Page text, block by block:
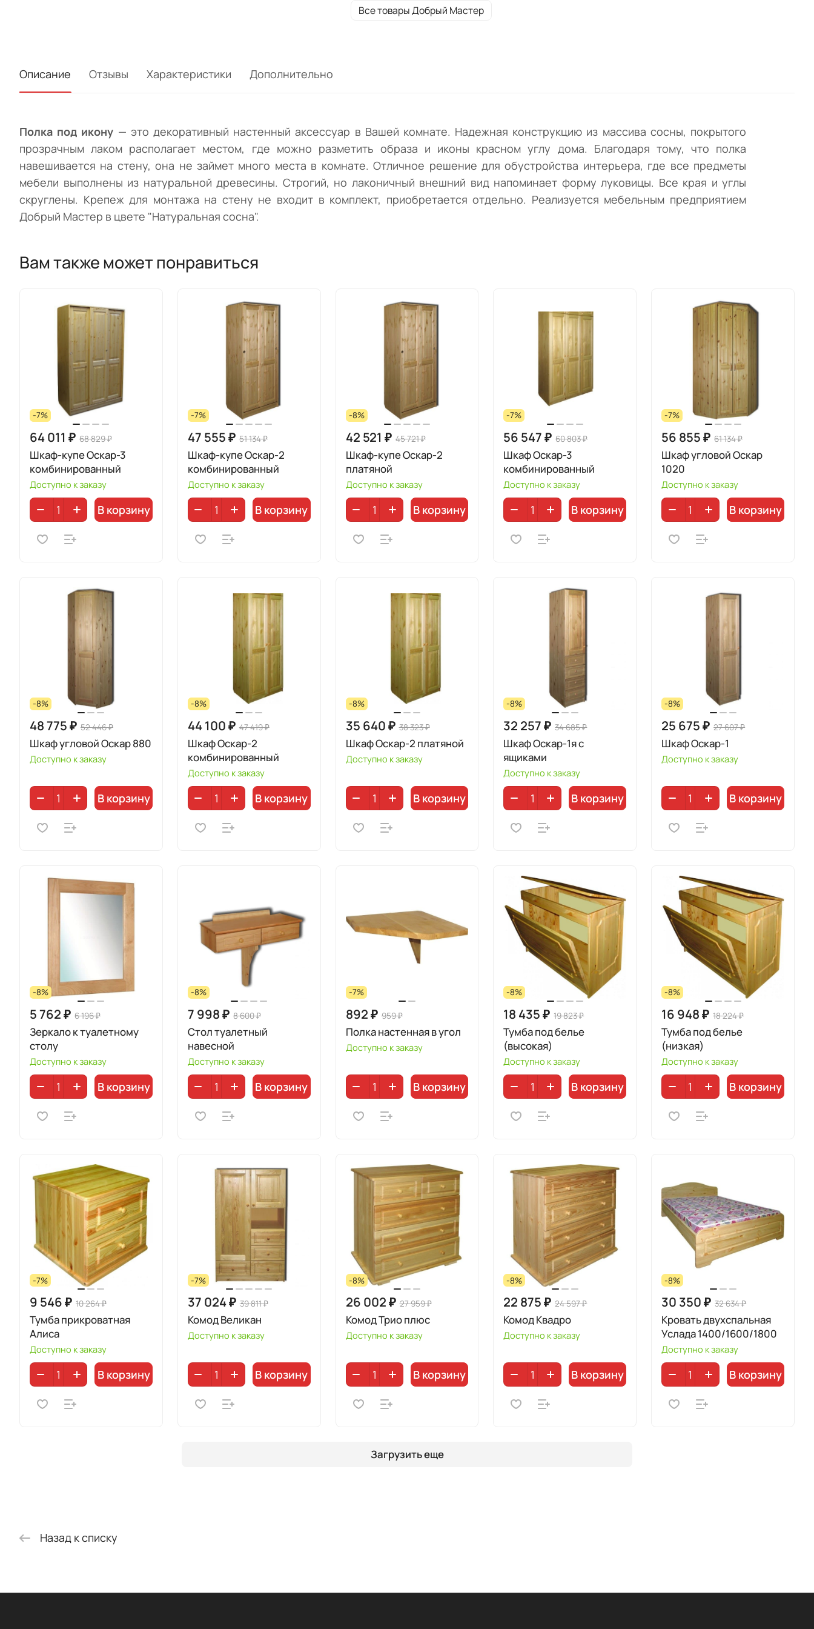
обустройства интерьера, где все предметы
мебели выполнены из натуральной
"Натуральная сосна".
Все товары Добрый Мастер
Описание Отзывы Характеристики Дополнительно
Полка под икону — это декоративный настенный аксессуар в Вашей комнате. Надежная конструкцию из массива сосны, покрытого
прозрачным лаком располагает местом, где можно разметить образа и иконы красном углу дома. Благодаря тому, что полка
навешивается на стену, она не займет много места в комнате. Отличное решение для обустройства интерьера, где все предметы
мебели выполнены из натуральной древесины. Строгий, но лаконичный внешний вид напоминает форму луковицы. Все края и углы
скруглены. Крепеж для монтажа на стену не входит в комплект, приобретается отдельно. Реализуется мебельным предприятием
Добрый Мастер в цвете "Натуральная сосна".
Вам также может понравиться
-7%
64 011 ₽ 68 829 ₽
Шкаф-купе Оскар-3
комбинированный
Доступно к заказу
В корзину
-7%
47 555 ₽ 51 134 ₽
Шкаф-купе Оскар-2
комбинированный
Доступно к заказу
В корзину
-8%
42 521 ₽ 45 721 ₽
Шкаф-купе Оскар-2
платяной
Доступно к заказу
В корзину
-7%
56 547 ₽ 60 803 ₽
Шкаф Оскар-3
комбинированный
Доступно к заказу
В корзину
-7%
56 855 ₽ 61 134 ₽
Шкаф угловой Оскар
1020
Доступно к заказу
В корзину
-8%
48 775 ₽ 52 446 ₽
Шкаф угловой Оскар 880
Доступно к заказу
В корзину
-8%
44 100 ₽ 47 419 ₽
Шкаф Оскар-2
комбинированный
Доступно к заказу
В корзину
-8%
35 640 ₽ 38 323 ₽
Шкаф Оскар-2 платяной
Доступно к заказу
В корзину
-8%
32 257 ₽ 34 685 ₽
Шкаф Оскар-1я с
ящиками
Доступно к заказу
В корзину
-8%
25 675 ₽ 27 607 ₽
Шкаф Оскар-1
Доступно к заказу
В корзину
-8%
5 762 ₽ 6 196 ₽
Зеркало к туалетному
столу
Доступно к заказу
В корзину
-8%
7 998 ₽ 8 600 ₽
Стол туалетный
навесной
Доступно к заказу
В корзину
-7%
892 ₽ 959 ₽
Полка настенная в угол
Доступно к заказу
В корзину
-8%
18 435 ₽ 19 823 ₽
Тумба под белье
(высокая)
Доступно к заказу
В корзину
-8%
16 948 ₽ 18 224 ₽
Тумба под белье
(низкая)
Доступно к заказу
В корзину
-7%
9 546 ₽ 10 264 ₽
Тумба прикроватная
Алиса
Доступно к заказу
В корзину
-7%
37 024 ₽ 39 811 ₽
Комод Великан
Доступно к заказу
В корзину
-8%
26 002 ₽ 27 959 ₽
Комод Трио плюс
Доступно к заказу
В корзину
-8%
22 875 ₽ 24 597 ₽
Комод Квадро
Доступно к заказу
В корзину
-8%
30 350 ₽ 32 634 ₽
Кровать двухспальная
Услада 1400/1600/1800
Доступно к заказу
В корзину
Загрузить еще
Назад к списку